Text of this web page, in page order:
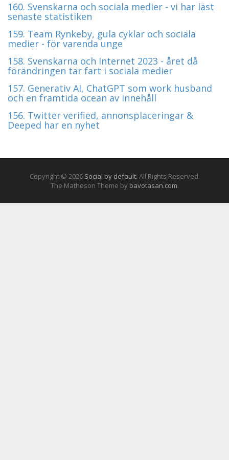
160. Svenskarna och sociala medier - vi har läst
senaste statistiken
159. Team Rynkeby, gula cyklar och sociala
medier - för varenda unge
158. Svenskarna och Internet 2023 - året då
förändringen tar fart i sociala medier
157. Generativ AI, ChatGPT som work husband
och en framtida ocean av innehåll
156. Twitter verified, annonsplaceringar &
Deeped har en nyhet
Copyright © 2026 Social by default. All Rights Reserved.
The Matheson Theme by bavotasan.com.